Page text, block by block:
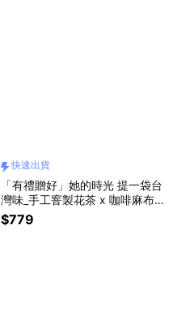
快速出貨
「有禮贈好」她的時光 提一袋台
灣味_手工窨製花茶 x 咖啡麻布
$779